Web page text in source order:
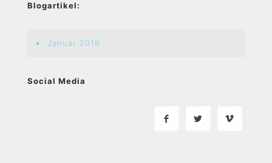
Blogartikel:
Januar 2018
Social Media